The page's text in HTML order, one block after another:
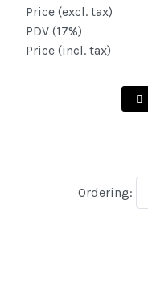
Price (excl. tax)
PDV (17%)
Price (incl. tax)
Ordering: